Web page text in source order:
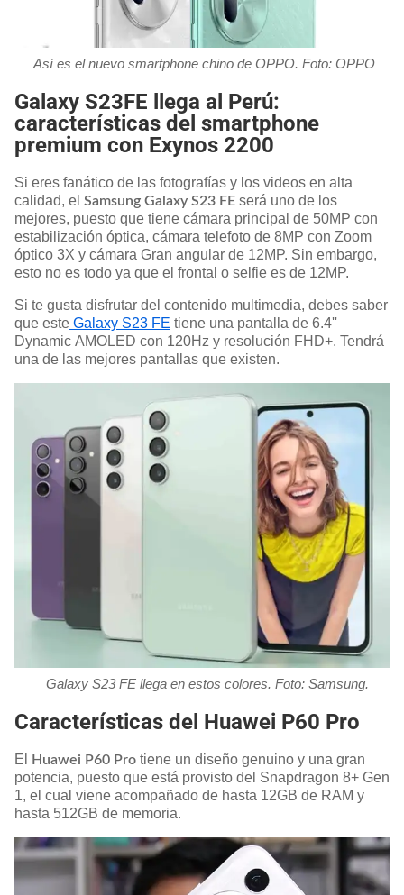
Así es el nuevo smartphone chino de OPPO. Foto: OPPO
Galaxy S23FE llega al Perú:
características del smartphone
premium con Exynos 2200
Si eres fanático de las fotografías y los videos en alta
calidad, el Samsung Galaxy S23 FE será uno de los
mejores, puesto que tiene cámara principal de 50MP con
estabilización óptica, cámara telefoto de 8MP con Zoom
óptico 3X y cámara Gran angular de 12MP. Sin embargo,
esto no es todo ya que el frontal o selfie es de 12MP.
Si te gusta disfrutar del contenido multimedia, debes saber
que este Galaxy S23 FE tiene una pantalla de 6.4''
Dynamic AMOLED con 120Hz y resolución FHD+. Tendrá
una de las mejores pantallas que existen.
Galaxy S23 FE llega en estos colores. Foto: Samsung.
Características del Huawei P60 Pro
El Huawei P60 Pro tiene un diseño genuino y una gran
potencia, puesto que está provisto del Snapdragon 8+ Gen
1, el cual viene acompañado de hasta 12GB de RAM y
hasta 512GB de memoria.